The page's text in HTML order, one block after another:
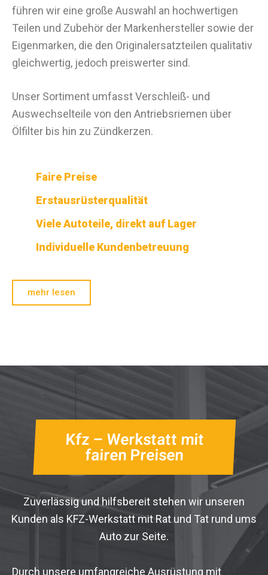
führen wir eine große Auswahl an hochwertigen
Teilen und Zubehör der Markenhersteller sowie der
Eigenmarken, die den Originalersatzteilen qualitativ
gleichwertig, jedoch preiswerter sind.
Unser Sortiment umfasst Verschleiß- und
Auswechselteile von den Antriebsriemen über
Ölfilter bis hin zu Zündkerzen.
Faire Preise
Erstausrüsterqualität
Viele Autoteile, direkt auf Lager
Individuelle Kundenbetreuung
mehr lesen
Kfz – Werkstatt mit
fairen Preisen
Zuverlässig und hilfsbereit stehen wir unseren
Kunden als KFZ-Werkstatt mit Rat und Tat rund ums
Auto zur Seite.
Durch unsere umfangreiche Ausrüstung mit